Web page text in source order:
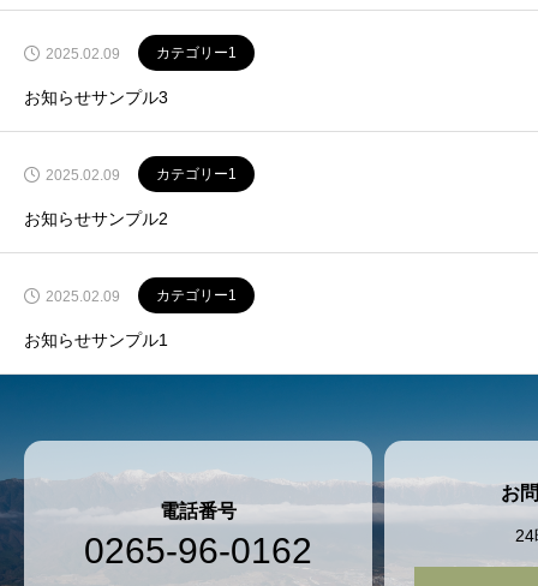
2025.02.09 カテゴリー1
お知らせサンプル3
2025.02.09 カテゴリー1
お知らせサンプル2
2025.02.09 カテゴリー1
お知らせサンプル1
電話番号
0265-96-0162
お